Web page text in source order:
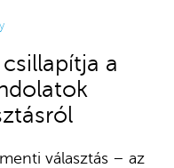
a
választás – az